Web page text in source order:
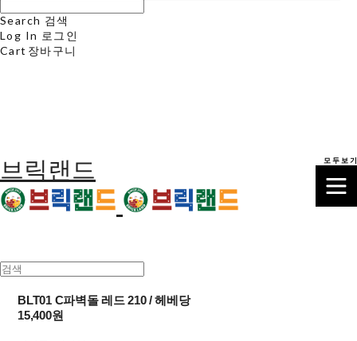
Search 검색
Log In 로그인
Cart 장바구니
브릭랜드
BLT01 C파벽돌 레드 210 / 헤베당
15,400원
모 두 보 기